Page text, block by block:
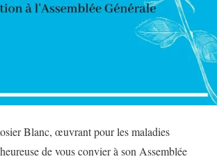
Blanc, œuvrant pour les maladies
de vous convier à son Assemblée